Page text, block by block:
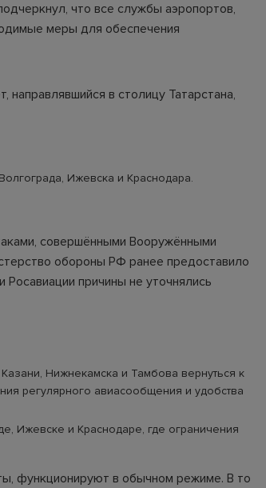
что все службы аэропортов,
меры для обеспечения
направлявшийся в столицу Татарстана,
Ижевска и Краснодара.
совершёнными Вооружёнными
обороны РФ ранее предоставило
причины не уточнялись
Нижнекамска и Тамбова вернуться к
регулярного авиасообщения и удобства
Ижевске и Краснодаре, где ограничения
функционируют в обычном режиме. В то